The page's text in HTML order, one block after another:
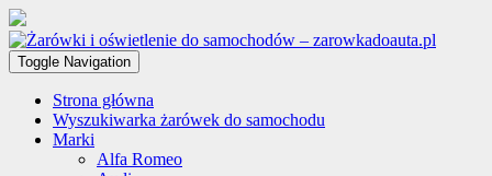
Toggle Navigation
Strona główna
Wyszukiwarka żarówek do samochodu
Marki
Alfa Romeo